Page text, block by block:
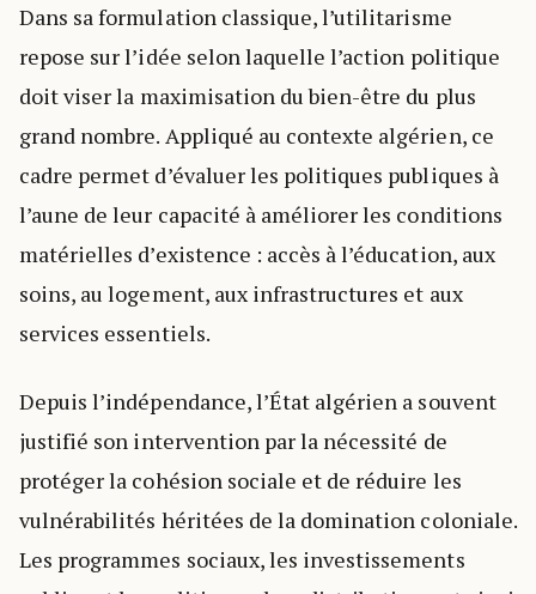
Dans sa formulation classique, l’utilitarisme
repose sur l’idée selon laquelle l’action politique
doit viser la maximisation du bien-être du plus
grand nombre. Appliqué au contexte algérien, ce
cadre permet d’évaluer les politiques publiques à
l’aune de leur capacité à améliorer les conditions
matérielles d’existence : accès à l’éducation, aux
soins, au logement, aux infrastructures et aux
services essentiels.
Depuis l’indépendance, l’État algérien a souvent
justifié son intervention par la nécessité de
protéger la cohésion sociale et de réduire les
vulnérabilités héritées de la domination coloniale.
Les programmes sociaux, les investissements